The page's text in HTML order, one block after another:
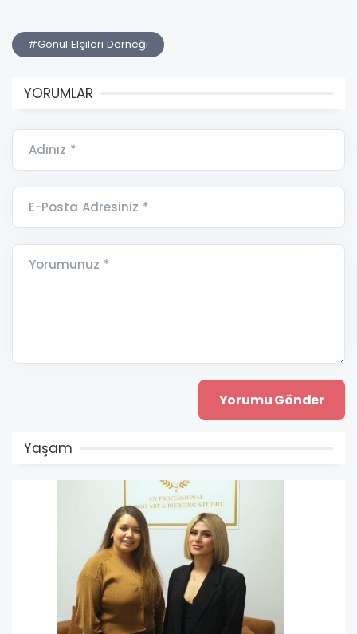
#Gönül Elçileri Derneği
YORUMLAR
Adınız *
E-Posta Adresiniz *
Yorumunuz *
Yaşam